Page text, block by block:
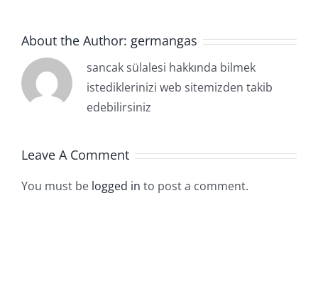
About the Author: germangas
sancak sülalesi hakkında bilmek
istediklerinizi web sitemizden takib
edebilirsiniz
Leave A Comment
You must be logged in to post a comment.